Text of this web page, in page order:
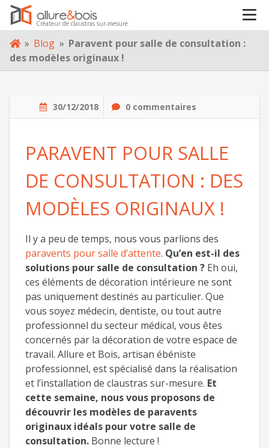
Skip
content
Créateur de claustras sur-mesure
» Blog » Paravent pour salle de consultation :
des modèles originaux !
30/12/2018 0 commentaires
PARAVENT POUR SALLE
DE CONSULTATION : DES
MODÈLES ORIGINAUX !
Il y a peu de temps, nous vous parlions des
paravents pour salle d’attente. Qu’en est-il des
solutions pour salle de consultation ?Eh oui,
ces éléments de décoration intérieure ne sont
pas uniquement destinés au particulier. Que
vous soyez médecin, dentiste, ou tout autre
professionnel du secteur médical, vous êtes
concernés par la décoration de votre espace de
travail. Allure et Bois, artisan ébéniste
professionnel, est spécialisé dans la réalisation
et l’installation de claustras sur-mesure. Et
cette semaine, nous vous proposons de
découvrir les modèles de paravents
originaux idéals pour votre salle de
consultation.Bonne lecture !
À PROPOS
BLOG
CONTACT